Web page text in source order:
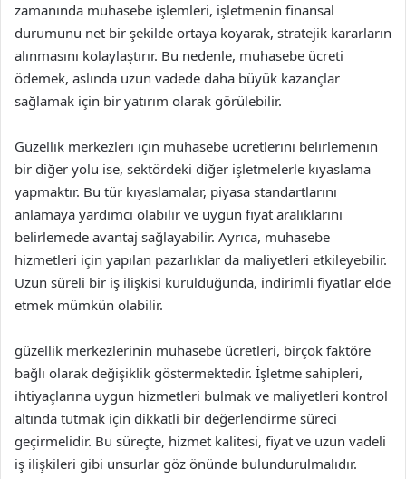
zamanında muhasebe işlemleri, işletmenin finansal
durumunu net bir şekilde ortaya koyarak, stratejik kararların
alınmasını kolaylaştırır. Bu nedenle, muhasebe ücreti
ödemek, aslında uzun vadede daha büyük kazançlar
sağlamak için bir yatırım olarak görülebilir.
Güzellik merkezleri için muhasebe ücretlerini belirlemenin
bir diğer yolu ise, sektördeki diğer işletmelerle kıyaslama
yapmaktır. Bu tür kıyaslamalar, piyasa standartlarını
anlamaya yardımcı olabilir ve uygun fiyat aralıklarını
belirlemede avantaj sağlayabilir. Ayrıca, muhasebe
hizmetleri için yapılan pazarlıklar da maliyetleri etkileyebilir.
Uzun süreli bir iş ilişkisi kurulduğunda, indirimli fiyatlar elde
etmek mümkün olabilir.
güzellik merkezlerinin muhasebe ücretleri, birçok faktöre
bağlı olarak değişiklik göstermektedir. İşletme sahipleri,
ihtiyaçlarına uygun hizmetleri bulmak ve maliyetleri kontrol
altında tutmak için dikkatli bir değerlendirme süreci
geçirmelidir. Bu süreçte, hizmet kalitesi, fiyat ve uzun vadeli
iş ilişkileri gibi unsurlar göz önünde bulundurulmalıdır.